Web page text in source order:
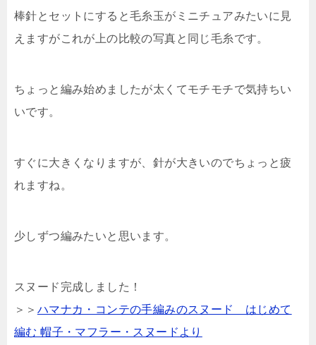
棒針とセットにすると毛糸玉がミニチュアみたいに見
えますがこれが上の比較の写真と同じ毛糸です。
ちょっと編み始めましたが太くてモチモチで気持ちい
いです。
すぐに大きくなりますが、針が大きいのでちょっと疲
れますね。
少しずつ編みたいと思います。
スヌード完成しました！
＞＞ ハマナカ・コンテの手編みのスヌード はじめて
編む 帽子・マフラー・スヌードより